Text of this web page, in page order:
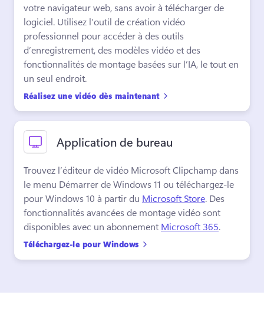
votre navigateur web, sans avoir à télécharger de
logiciel. Utilisez l’outil de création vidéo
professionnel pour accéder à des outils
d’enregistrement, des modèles vidéo et des
fonctionnalités de montage basées sur l’IA, le tout en
un seul endroit.
Réalisez une vidéo dès maintenant
Application de bureau
Trouvez l’éditeur de vidéo Microsoft Clipchamp dans
le menu Démarrer de Windows 11 ou téléchargez-le
pour Windows 10 à partir du Microsoft Store. Des
fonctionnalités avancées de montage vidéo sont
disponibles avec un abonnement Microsoft 365.
Téléchargez-le pour Windows